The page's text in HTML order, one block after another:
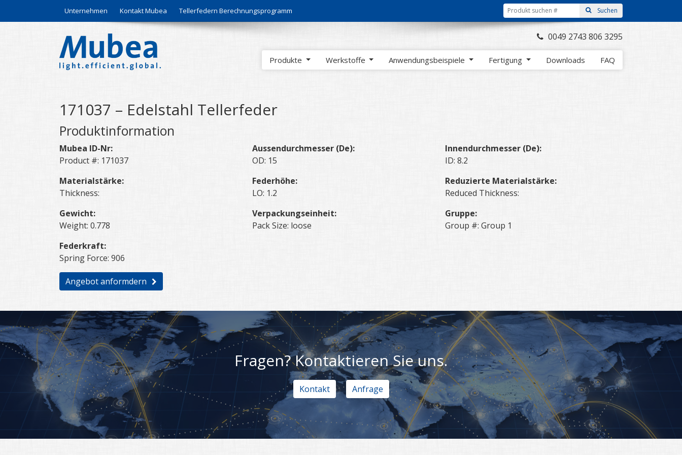
Unternehmen Kontakt Mubea Tellerfedern Berechnungsprogramm
0049 2743 806 3295
Produkte Werkstoffe Anwendungsbeispiele Fertigung Downloads FAQ
171037 – Edelstahl Tellerfeder
Produktinformation
Mubea ID-Nr:
Product #: 171037
Aussendurchmesser (De):
OD: 15
Innendurchmesser (De):
ID: 8.2
Materialstärke:
Thickness:
Federhöhe:
LO: 1.2
Reduzierte Materialstärke:
Reduced Thickness:
Gewicht:
Weight: 0.778
Verpackungseinheit:
Pack Size: loose
Gruppe:
Group #: Group 1
Federkraft:
Spring Force: 906
Angebot anformdern
Fragen? Kontaktieren Sie uns.
Kontakt Anfrage